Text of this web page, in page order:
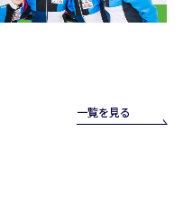
一覧を見る